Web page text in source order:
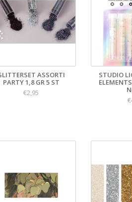
ASSORTI
PARTY 1,8 GR 5 ST
€2,95
STUDIO